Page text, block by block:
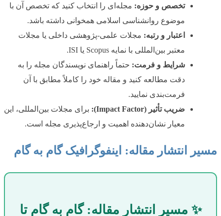
تخصص و حوزه: مجله‌ای را انتخاب کنید که تخصص آن با
موضوع روانشناسی اسلامی همخوانی داشته باشد.
اعتبار و رتبه: مجلات علمی-پژوهشی داخلی یا مجلات
معتبر بین‌المللی با نمایه Scopus یا ISI.
شرایط و فرمت: حتماً راهنمای نویسندگان مجله را به
دقت مطالعه کنید و مقاله خود را کاملاً مطابق با آن
فرمت‌بندی نمایید.
ضریب تأثیر (Impact Factor):
برای مجلات بین‌المللی، این
معیار نشان‌دهنده اهمیت و ارجاع‌پذیری مجله است.
مسیر انتشار مقاله: اینفوگرافیک گام به گام
✨ مسیر انتشار مقاله: گام به گام تا